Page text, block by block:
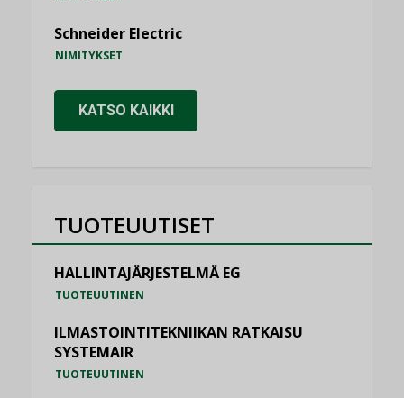
Schneider Electric
NIMITYKSET
KATSO KAIKKI
TUOTEUUTISET
HALLINTAJÄRJESTELMÄ EG
TUOTEUUTINEN
ILMASTOINTITEKNIIKAN RATKAISU
SYSTEMAIR
TUOTEUUTINEN